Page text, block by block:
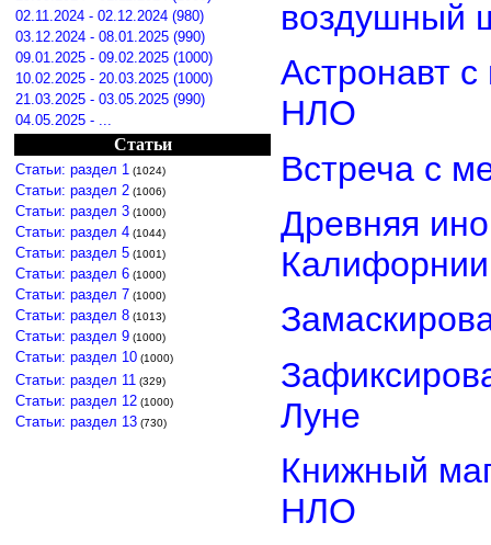
02.11.2024 - 02.12.2024 (980)
03.12.2024 - 08.01.2025 (990)
09.01.2025 - 09.02.2025 (1000)
10.02.2025 - 20.03.2025 (1000)
21.03.2025 - 03.05.2025 (990)
04.05.2025 - ...
Статьи
Статьи: раздел 1 (1024)
Статьи: раздел 2 (1006)
Статьи: раздел 3 (1000)
Статьи: раздел 4 (1044)
Статьи: раздел 5 (1001)
Статьи: раздел 6 (1000)
Статьи: раздел 7 (1000)
Статьи: раздел 8 (1013)
Статьи: раздел 9 (1000)
Статьи: раздел 10 (1000)
Статьи: раздел 11 (329)
Статьи: раздел 12 (1000)
Статьи: раздел 13 (730)
воздушный
Астронавт
НЛО
Встреча с
Древняя
Калифорнии
Луне
Книжный
НЛО